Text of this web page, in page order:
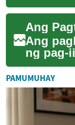
umaga,
tunog
engine
Ang
ng pag-
PAMUMUHAY